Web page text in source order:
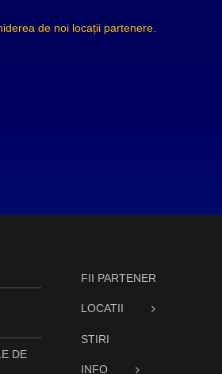
de noi locații partenere.
DE
FII PARTENER
LOCATII
STIRI
INFO